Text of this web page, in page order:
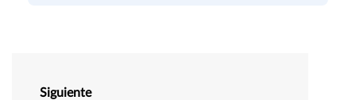
Siguiente